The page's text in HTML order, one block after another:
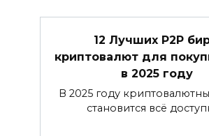
12 Лучших P2P
криптовалют для
в 2025 году
В 2025 году
становится всё